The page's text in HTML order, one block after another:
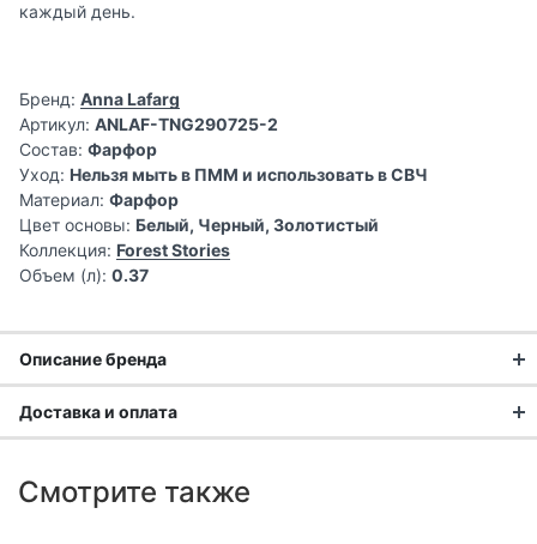
каждый день.
Бренд: Anna Lafarg
Артикул: ANLAF-TNG290725-2
Состав: Фарфор
Уход: Нельзя мыть в ПММ и использовать в СВЧ
Материал: Фарфор
Цвет основы: Белый, Черный, Золотистый
Коллекция: Forest Stories
Объем (л): 0.37
Описание бренда
Анна Лафарг: 25 лет создания
эстетики домашнего уюта
Бренд «Анна Лафарг» — это мир изысканной посуды и
Доставка и оплата
Доставка в Москве и области
Смотрите также